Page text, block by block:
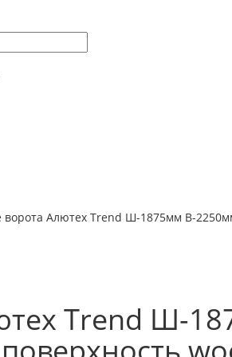
Алютех Trend Ш-1875мм В-
Trend Ш-